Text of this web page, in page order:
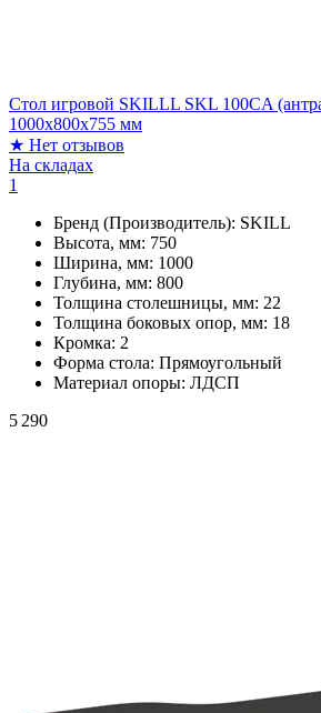
Стол игровой SKILLL SKL 100CA
1000х800х755 мм
★ Нет отзывов
На складах
1
Бренд (Производитель): SKILL
Высота, мм: 750
Ширина, мм: 1000
Глубина, мм: 800
Толщина столешницы, мм: 22
Толщина боковых опор, мм: 18
Кромка: 2
Форма стола: Прямоугольный
Материал опоры: ЛДСП
5 290